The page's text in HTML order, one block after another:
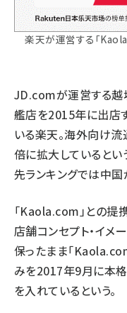
楽天が運営する「
JD.comが運営する越
艦店を2015年に出店
いる楽天。海外向け
倍に拡大しているとい
先ランキングでは中国
「Kaola.com」との提
店舗コンセプト・イメ
保ったまま「
みを2017年9月に本格
を入れているという。